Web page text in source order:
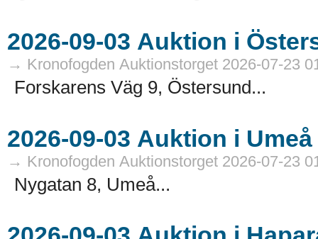
→ Kronofogden Auktionstorget 2026-07-23
Forskarens Väg 9, Östersund...
→ Kronofogden Auktionstorget 2026-07-23
Nygatan 8, Umeå...